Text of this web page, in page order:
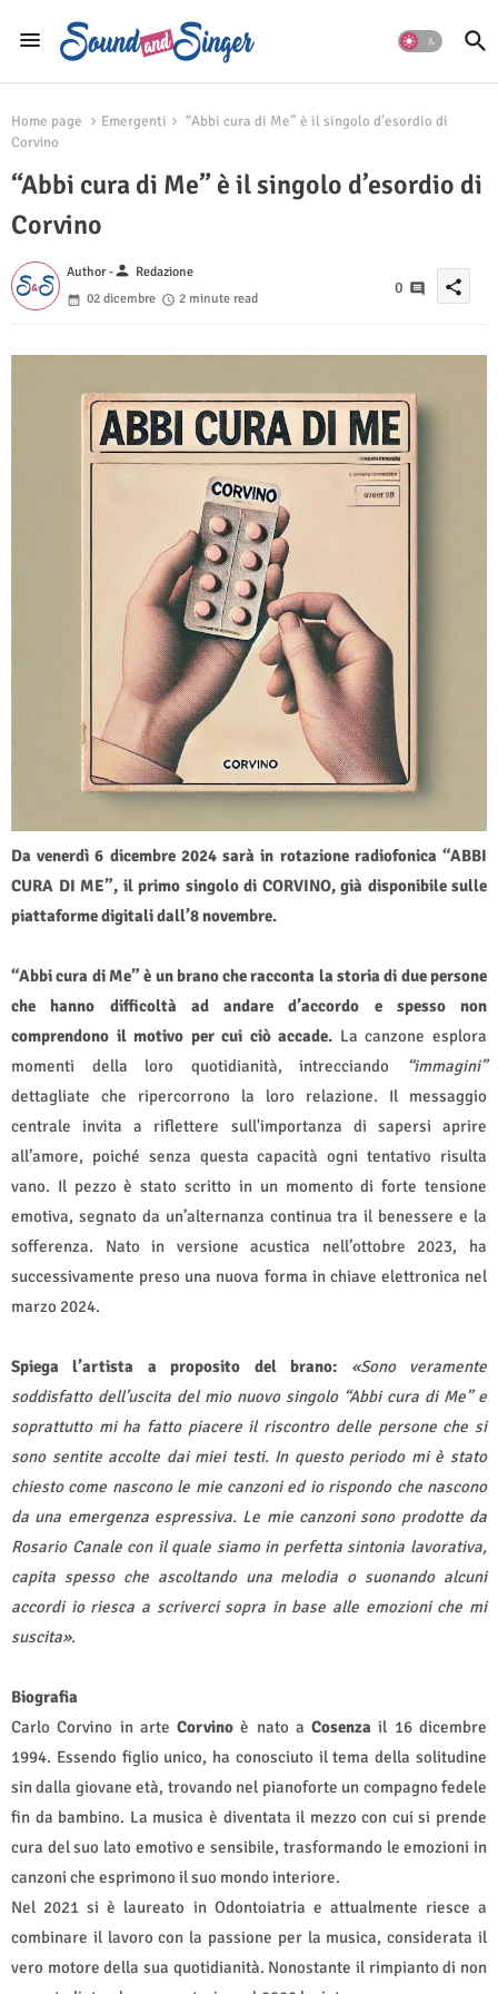
Home page Emergenti
“Abbi cura di Me” è il singolo d’esordio di
Corvino
“Abbi cura di Me” è il singolo d’esordio di
Corvino
Author -person Redazione
02 dicembre
2 minute read
0 share
Da venerdì 6 dicembre 2024 sarà in rotazione radiofonica “ABBI
CURA DI ME”, il primo singolo di CORVINO, già disponibile sulle
piattaforme digitali dall’8 novembre.
“Abbi cura di Me” è un brano che racconta la storia di due persone
che hanno difficoltà ad andare d’accordo e spesso non
comprendono il motivo per cui ciò accade. La canzone esplora
momenti della loro quotidianità, intrecciando
“immagini”
dettagliate che ripercorrono la loro relazione. Il messaggio
centrale invita a riflettere sull'importanza di sapersi aprire
all’amore, poiché senza questa capacità ogni tentativo risulta
vano. Il pezzo è stato scritto in un momento di forte tensione
emotiva, segnato da un’alternanza continua tra il benessere e la
sofferenza. Nato in versione acustica nell’ottobre 2023, ha
successivamente preso una nuova forma in chiave elettronica nel
marzo 2024.
Spiega l’artista a proposito del brano:
«Sono veramente
soddisfatto dell’uscita del mio nuovo singolo “Abbi cura di Me” e
soprattutto mi ha fatto piacere il riscontro delle persone che si
sono sentite accolte dai miei testi. In questo periodo mi è stato
chiesto come nascono le mie canzoni ed io rispondo che nascono
da una emergenza espressiva. Le mie canzoni sono prodotte da
Rosario Canale con il quale siamo in perfetta sintonia lavorativa,
capita spesso che ascoltando una melodia o suonando alcuni
accordi io riesca a scriverci sopra in base alle emozioni che mi
suscita».
Biografia
Carlo Corvino in arteCorvino è nato aCosenza il 16 dicembre
1994. Essendo figlio unico, ha conosciuto il tema della solitudine
sin dalla giovane età, trovando nel pianoforte un compagno fedele
fin da bambino. La musica è diventata il mezzo con cui si prende
cura del suo lato emotivo e sensibile, trasformando le emozioni in
canzoni che esprimono il suo mondo interiore.
Nel 2021 si è laureato in Odontoiatria e attualmente riesce a
combinare il lavoro con la passione per la musica, considerata il
vero motore della sua quotidianità. Nonostante il rimpianto di non